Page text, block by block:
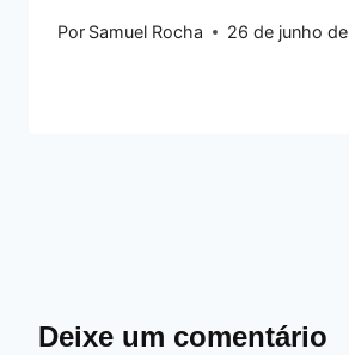
Por Samuel Rocha 26 de junho
Deixe um comentário